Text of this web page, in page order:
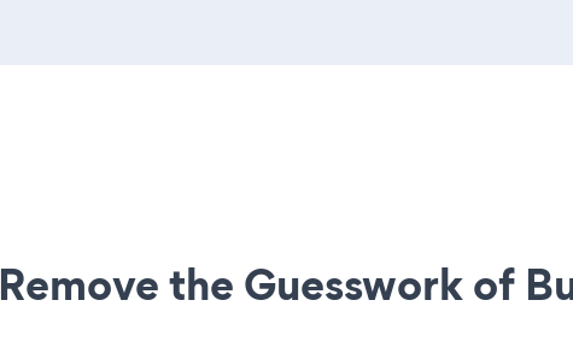
Remove the Guesswork of